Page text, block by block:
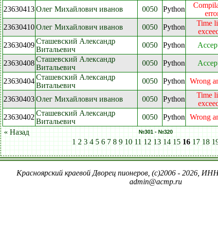
23630413Олег Михайлович иванов 0050 Python
23630410Олег Михайлович иванов 0050 Python
Time
23630409Сташевский Александр
Витальевич
0050 Python
23630408Сташевский Александр
Витальевич
0050 Python
23630404Сташевский Александр
Витальевич
0050 Python Wrong
23630403Олег Михайлович иванов 0050 Python
Time
23630402 Сташевский Александр
Витальевич
0050 Python
Wrong
« Назад
№301 - №320
1 2 3 4 5 6 7 8 9 10 11 12 13 14 15 16 17 18
Красноярский краевой Дворец пионеров, (c)2006 - 2026,
admin@acmp.ru